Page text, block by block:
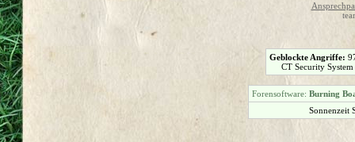
Geblockte Angriffe:
CT Security
Forensoftware: Burning
Sonnenzeit